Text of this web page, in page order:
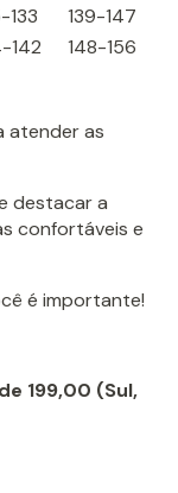
133
139-147
142 148-156
atender as
destacar a
confortáveis e
é importante!
199,00 (Sul,